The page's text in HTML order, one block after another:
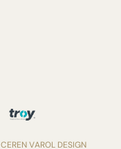
CEREN VAROL DESIGN